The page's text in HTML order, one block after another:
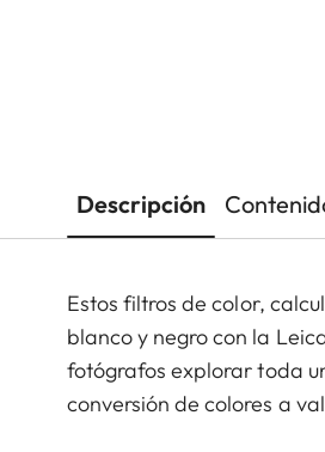
Descripción
Estos filtros de color,
blanco y negro con la
fotógrafos explorar toda
conversión de colores a